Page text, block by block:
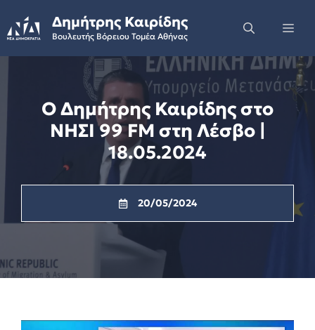
to
content
Δημήτρης Καιρίδης
Βουλευτής Βόρειου Τομέα Αθήνας
Ο Δημήτρης Καιρίδης στο
ΝΗΣΙ 99 FM στη Λέσβο |
18.05.2024
20/05/2024